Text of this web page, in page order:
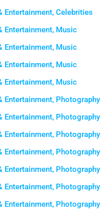
Entertainment, Celebrities
Entertainment, Music
Entertainment, Music
Entertainment, Music
Entertainment, Music
Entertainment, Photography
Entertainment, Photography
Entertainment, Photography
Entertainment, Photography
Entertainment, Photography
Entertainment, Photography
Entertainment, Photography